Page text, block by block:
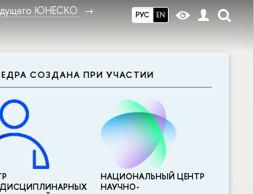
РУС EN
ЮНЕСКО
СОЗДАНА ПРИ УЧАСТИИ
НАЦИОНАЛЬНЫЙ ЦЕНТР
НАУЧНО-